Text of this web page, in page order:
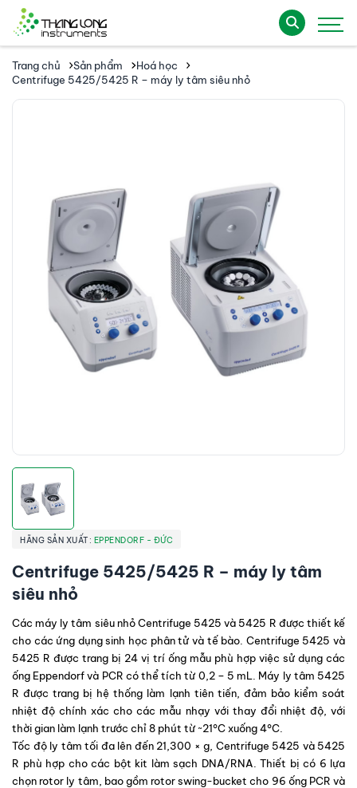
Trang chủ Sản phẩm
Hoá học
Centrifuge 5425/5425 R – máy ly tâm siêu nhỏ
HÃNG SẢN XUẤT: EPPENDORF - ĐỨC
Centrifuge 5425/5425 R – máy ly tâm
siêu nhỏ
Các máy ly tâm siêu nhỏCentrifuge 5425 và 5425 R được thiết kế
cho các ứng dụng sinh học phân tử và tế bào. Centrifuge 5425 và
5425 R được trang bị 24 vị trí ống mẫu phù hợp việc sử dụng các
ống Eppendorf và PCR có thể tích từ 0,2 – 5 mL. Máy ly tâm 5425
R được trang bị hệ thống làm lạnh tiên tiến, đảm bảo kiểm soát
nhiệt độ chính xác cho các mẫu nhạy với thay đổi nhiệt độ, với
thời gian làm lạnh trước chỉ 8 phút từ ~21°C xuống 4°C.
Tốc độ ly tâm tối đa lên đến 21,300 × g, Centrifuge 5425 và 5425
R phù hợp cho các bột kit làm sạch DNA/RNA. Thiết bị có 6 lựa
chọn rotor ly tâm, bao gồm rotor swing-bucket cho 96 ống PCR và